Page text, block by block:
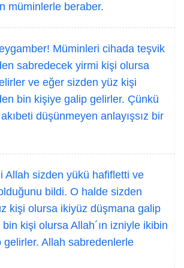
müminlerle beraber.
Müminleri cihada teşvik
sabredecek yirmi kişi olursa
ve eğer sizden yüz kişi
bin kişiye galip gelirler. Çünkü
düşünmeyen anlayışsız bir
Allah sizden yükü hafifletti ve
bildi. O halde sizden
kişi olursa ikiyüz düşmana galip
kişi olursa Allah´ın izniyle ikibin
gelirler. Allah sabredenlerle